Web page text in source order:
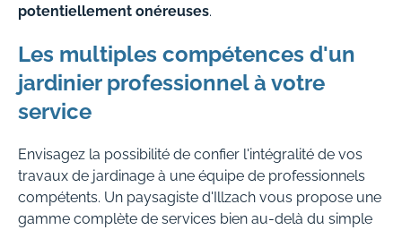
potentiellement onéreuses.
Les multiples compétences d'un
jardinier professionnel à votre
service
Envisagez la possibilité de confier l'intégralité de vos
travaux de jardinage à une équipe de professionnels
compétents. Un paysagiste d'Illzach vous propose une
gamme complète de services bien au-delà du simple